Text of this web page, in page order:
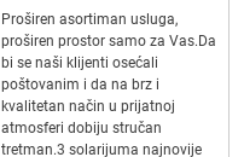
Proširen asortiman usluga,
proširen prostor samo za Vas.Da
bi se naši klijenti osećali
poštovanim i da na brz i
kvalitetan način u prijatnoj
atmosferi dobiju stručan
tretman.3 solarijuma najnovije